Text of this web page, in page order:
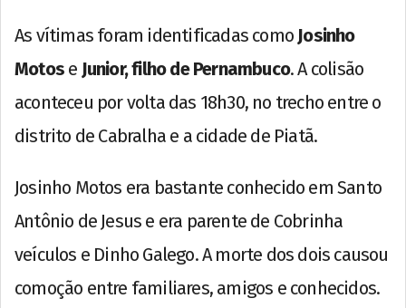
As vítimas foram identificadas como Josinho
Motos e Junior, filho de Pernambuco. A colisão
aconteceu por volta das 18h30, no trecho entre o
distrito de Cabralha e a cidade de Piatã.
Josinho Motos era bastante conhecido em Santo
Antônio de Jesus e era parente de Cobrinha
veículos e Dinho Galego. A morte dos dois causou
comoção entre familiares, amigos e conhecidos.